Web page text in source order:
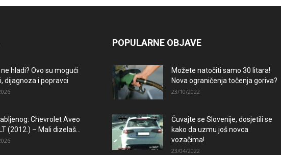
ne hladi? Ovo su mogući
dijagnoza i popravci
Chevrolet Aveo
(2012.) – Mali dizelaš...
POPULARNE OBJAVE
Možete natočiti samo 30 litara!
Nova ograničenja točenja goriva?
23/10/2022
Čuvajte se Slovenije, dosjetili se
kako da uzmu još novca
vozačima!
23/04/2022